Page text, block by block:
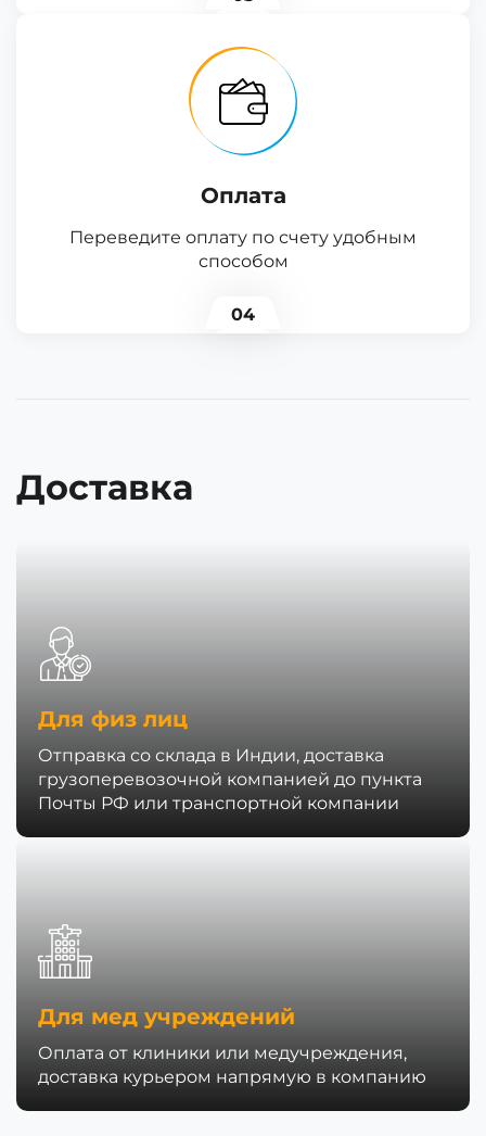
Оплата
Переведите оплату по счету удобным
способом
04
Доставка
Для физ лиц
Отправка со склада в Индии, доставка
грузоперевозочной компанией до пункта
Почты РФ или транспортной компании
Для мед учреждений
Оплата от клиники или медучреждения,
доставка курьером напрямую в компанию